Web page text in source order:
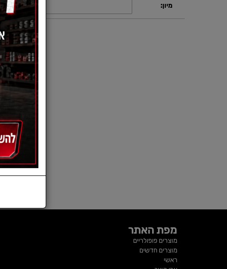
מיון: תצוגה:
מפת האתר
מוצרים פופולריים
מוצרים חדשים
ראשי